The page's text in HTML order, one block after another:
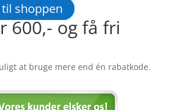
shoppen
600,- og få fri
at bruge mere end én rabatkode.